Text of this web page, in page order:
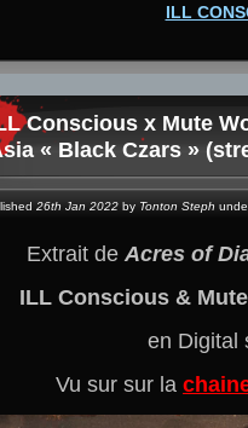
ILL
Conscious x Mute
« Black Czars »
26th Jan 2022 by Tonton Steph
Extrait de Acres of
ILL Conscious &
en Digital
Vu sur sur la